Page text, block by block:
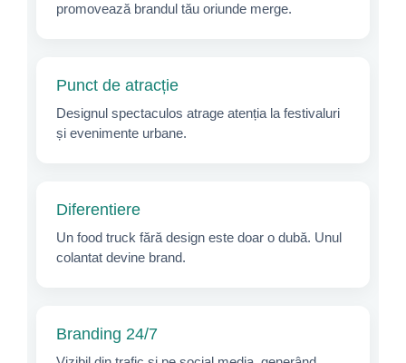
promovează brandul tău oriunde merge.
Punct de atracție
Designul spectaculos atrage atenția la festivaluri
și evenimente urbane.
Diferentiere
Un food truck fără design este doar o dubă. Unul
colantat devine brand.
Branding 24/7